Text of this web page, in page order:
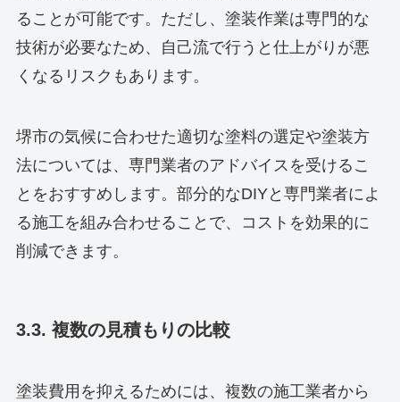
ることが可能です。ただし、塗装作業は専門的な
技術が必要なため、自己流で行うと仕上がりが悪
くなるリスクもあります。
堺市の気候に合わせた適切な塗料の選定や塗装方
法については、専門業者のアドバイスを受けるこ
とをおすすめします。部分的なDIYと専門業者によ
る施工を組み合わせることで、コストを効果的に
削減できます。
3.3. 複数の見積もりの比較
塗装費用を抑えるためには、複数の施工業者から